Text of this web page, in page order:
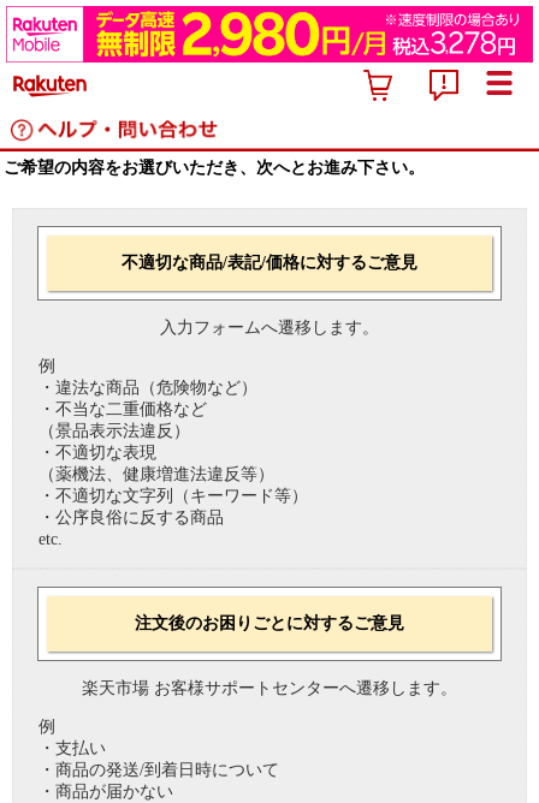
ご希望の内容をお選びいただき、次へとお進み下さい。
不適切な商品/表記/価格に対するご意見
入力フォームへ遷移します。
例
・違法な商品（危険物など）
・不当な二重価格など
（景品表示法違反）
・不適切な表現
（薬機法、健康増進法違反等）
・不適切な文字列（キーワード等）
・公序良俗に反する商品
etc.
注文後のお困りごとに対するご意見
楽天市場 お客様サポートセンターへ遷移します。
例
・支払い
・商品の発送/到着日時について
・商品が届かない